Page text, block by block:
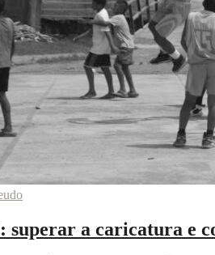
superar a caricatura e